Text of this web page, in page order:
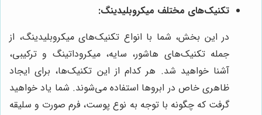
تکنیک‌های مختلف میکروبلیدینگ:
در این بخش، شما با انواع تکنیک‌های میکروبلیدینگ، از
جمله تکنیک‌های هاشور، سایه، میکروداتینگ و ترکیبی،
آشنا خواهید شد. هر کدام از این تکنیک‌ها، برای ایجاد
ظاهری خاص در ابروها استفاده می‌شوند. شما یاد خواهید
گرفت که چگونه با توجه به نوع پوست، فرم صورت و سلیقه